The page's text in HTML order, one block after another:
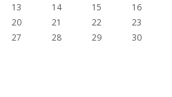
13 14 15
16
20 21 22
23
27 28 29
30